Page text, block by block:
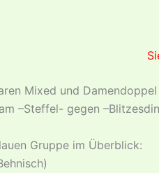
Mixed und
–Steffel- gegen
Gruppe im Überblick: